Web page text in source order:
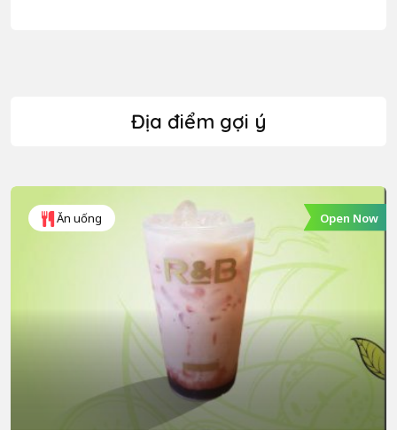
Địa điểm gợi ý
Ăn uống Open Now